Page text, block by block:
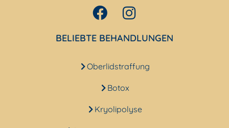
BELIEBTE BEHANDLUNGEN
Oberlidstraffung
Botox
Kryolipolyse